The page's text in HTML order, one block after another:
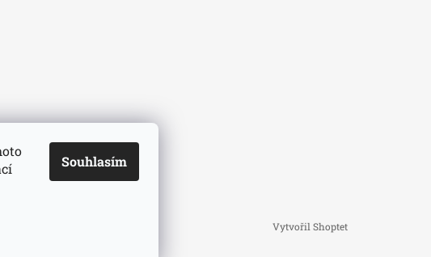
Souhlasím
Vytvořil Shoptet